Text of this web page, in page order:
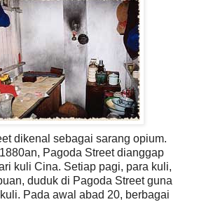
dikenal sebagai sarang opium.
Pagoda Street dianggap
kuli Cina. Setiap pagi, para kuli,
duduk di Pagoda Street guna
Pada awal abad 20, berbagai